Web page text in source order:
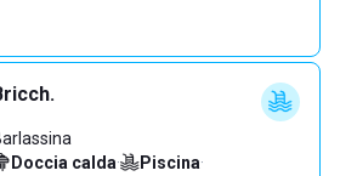
Doccia calda· Piscina·